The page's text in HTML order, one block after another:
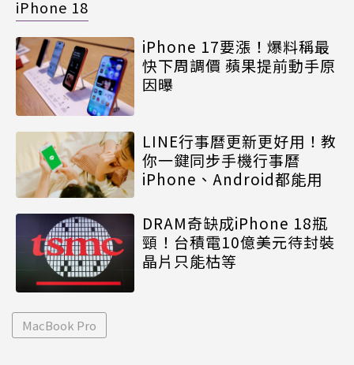
iPhone 18
iPhone 17要漲！爆料稱最
快下周調價 蘋果提前動手原
因曝
LINE行事曆更新更好用！教
你一鍵同步手機行事曆
iPhone、Android都能用
DRAM奇缺成iPhone 18瓶
頸！台積電10億美元待封裝
晶片只能枯等
MacBook Pro